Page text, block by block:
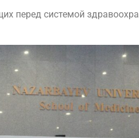
перед системой